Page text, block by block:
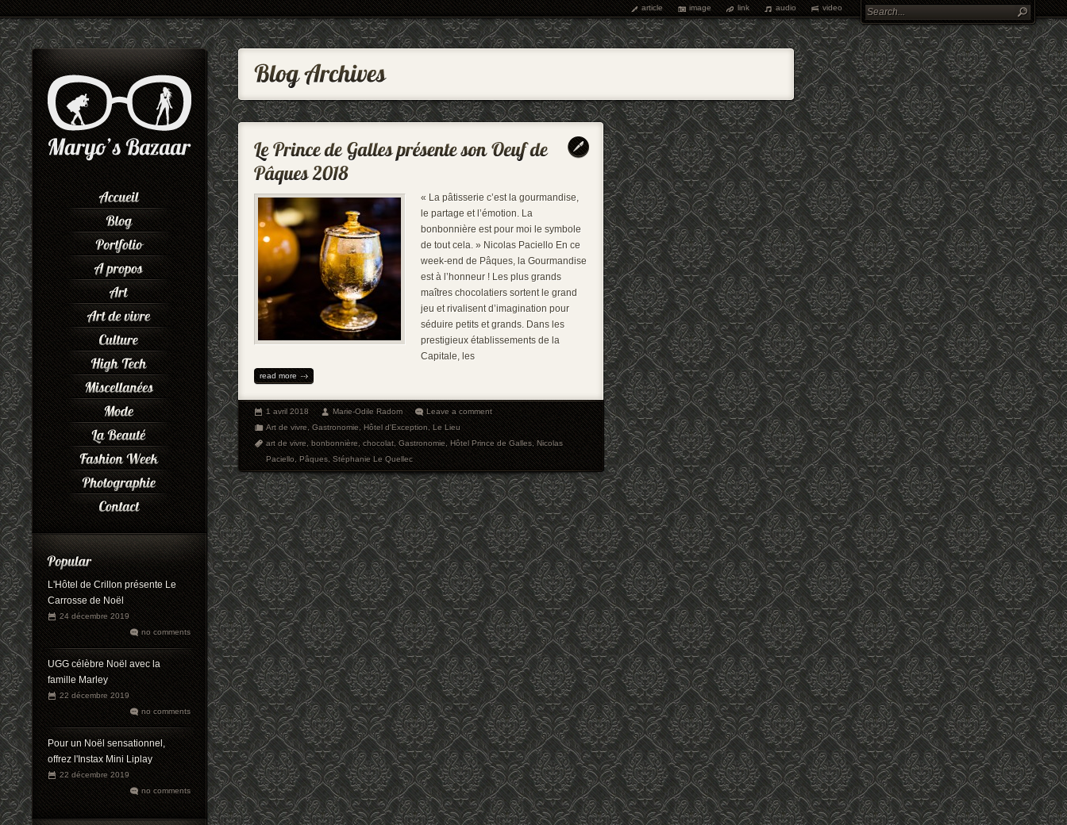
article image link audio video
L'Hôtel de Crillon présente Le
Carrosse de Noël
24 décembre 2019
no comments
UGG célèbre Noël avec la
famille Marley
22 décembre 2019
no comments
Pour un Noël sensationnel,
offrez l'Instax Mini Liplay
22 décembre 2019
no comments
« La pâtisserie c’est la gourmandise,
le partage et l’émotion. La
bonbonnière est pour moi le symbole
de tout cela. » Nicolas Paciello En ce
week-end de Pâques, la Gourmandise
est à l’honneur ! Les plus grands
maîtres chocolatiers sortent le grand
jeu et rivalisent d’imagination pour
séduire petits et grands. Dans les
prestigieux établissements de la
Capitale, les
read more
1 avril 2018 Marie-Odile Radom
Leave a comment
Art de vivre,Gastronomie,Hôtel d'Exception,Le Lieu
art de vivre,bonbonnière,chocolat,Gastronomie,Hôtel Prince de Galles,Nicolas
Paciello,Pâques,Stéphanie Le Quellec